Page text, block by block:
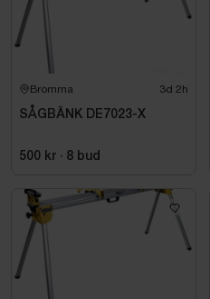
Bromma 3d 2h
SÅGBÄNK DE7023-X
500 kr · 8 bud